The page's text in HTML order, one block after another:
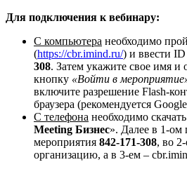
Для подключения к вебинару:
С компьютера необходимо
(https://cbr.imind.ru/) и ввести
308. Затем укажите свое имя
кнопку «Войти в
включите разрешение Flash-
браузера (рекомендуется
С телефона необходимо
Meeting Бизнес». Далее в 1-ом
мероприятия 842-171-308, во
организацию, а в 3-ем –